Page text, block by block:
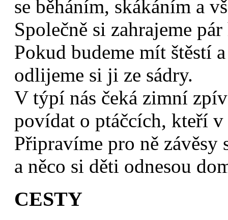
se běháním, skákáním a
Společně si zahrajeme pár
Pokud budeme mít štěstí
odlijeme si ji ze sádry.
V týpí nás čeká zimní
povídat o ptáčcích, kteří
Připravíme pro ně
a něco si děti odnesou
CESTY